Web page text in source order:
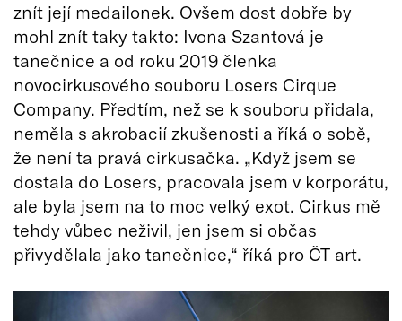
znít její medailonek. Ovšem dost dobře by
mohl znít taky takto: Ivona Szantová je
tanečnice a od roku 2019 členka
novocirkusového souboru Losers Cirque
Company. Předtím, než se k souboru přidala,
neměla s akrobacií zkušenosti a říká o sobě,
že není ta pravá cirkusačka. „Když jsem se
dostala do Losers, pracovala jsem v korporátu,
ale byla jsem na to moc velký exot. Cirkus mě
tehdy vůbec neživil, jen jsem si občas
přivydělala jako tanečnice,“ říká pro ČT art.